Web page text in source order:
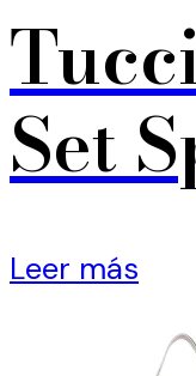
Set
Leer más